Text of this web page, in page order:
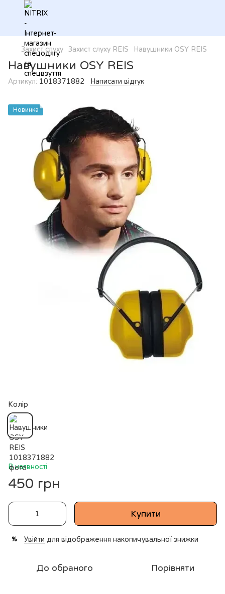
Захист слуху Захист слуху REIS Навушники OSY REIS
Навушники OSY REIS
Артикул: 1018371882 Написати відгук
Новинка
Колір
В наявності
450 грн
Купити
% Увійти для відображення накопичувальної знижки
До обраного Порівняти